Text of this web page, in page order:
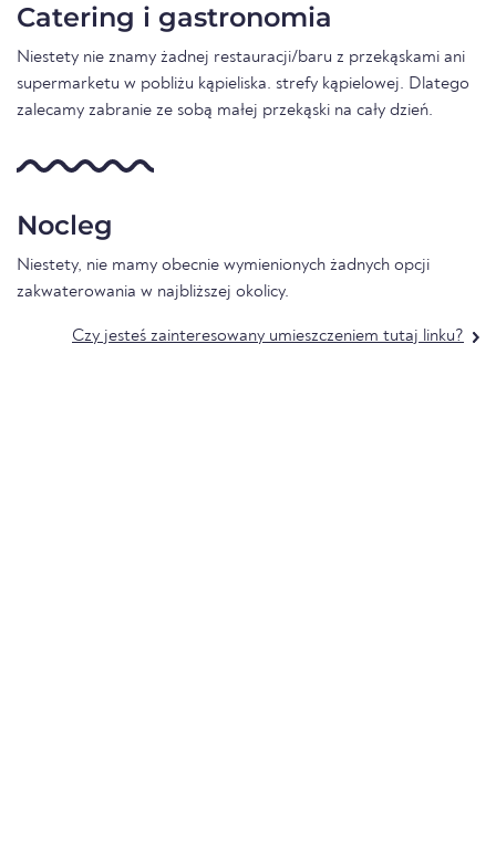
Catering i gastronomia
Niestety nie znamy żadnej restauracji/baru z przekąskami ani
supermarketu w pobliżu kąpieliska. strefy kąpielowej. Dlatego
zalecamy zabranie ze sobą małej przekąski na cały dzień.
Nocleg
Niestety, nie mamy obecnie wymienionych żadnych opcji
zakwaterowania w najbliższej okolicy.
Czy jesteś zainteresowany umieszczeniem tutaj linku?